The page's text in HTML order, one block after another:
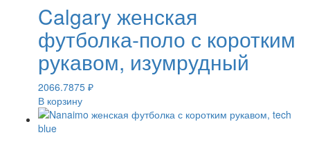
Calgary женская
футболка-поло с коротким
рукавом, изумрудный
2066.7875 ₽
В корзину